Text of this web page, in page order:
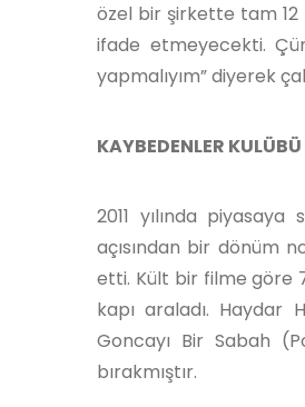
özel bir şirkette tam 12
ifade etmeyecekti.
yapmalıyım” diyerek
KAYBEDENLER
2011 yılında
açısından bir dönüm
etti. Kült bir filme göre
kapı araladı. Haydar
Goncayı Bir Sabah
bırakmıştır.